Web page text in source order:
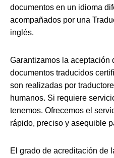
documentos en un idioma
acompañados por una
inglés.
Garantizamos la aceptación
documentos traducidos
son realizadas por
humanos. Si requiere
tenemos. Ofrecemos el
rápido, preciso y asequible
El grado de acreditación de